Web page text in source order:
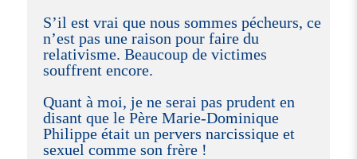
S’il est vrai que nous sommes pécheurs, ce
n’est pas une raison pour faire du
relativisme. Beaucoup de victimes
souffrent encore.
Quant à moi, je ne serai pas prudent en
disant que le Père Marie-Dominique
Philippe était un pervers narcissique et
sexuel comme son frère !